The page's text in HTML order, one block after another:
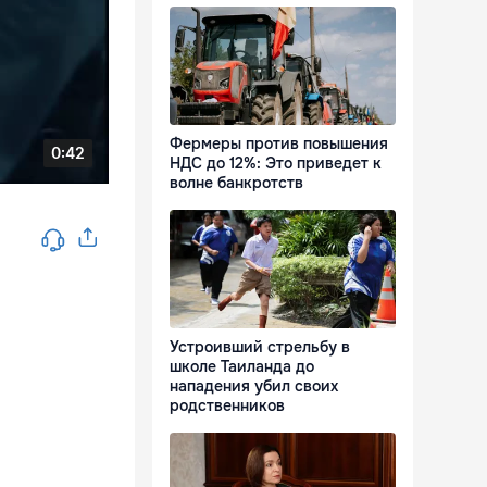
Фермеры против повышения
НДС до 12%: Это приведет к
волне банкротств
Устроивший стрельбу в
школе Таиланда до
нападения убил своих
родственников